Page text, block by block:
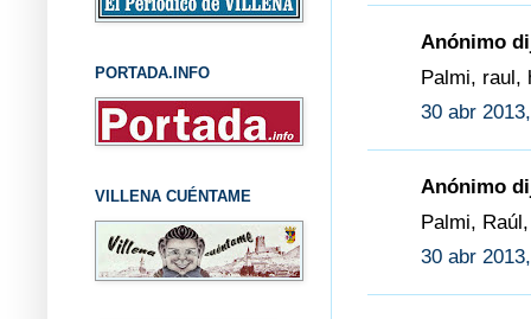
Anónimo
Palmi, raul,
30 abr
Anónimo
Palmi,
30 abr
PORTADA.INFO
VILLENA CUÉNTAME